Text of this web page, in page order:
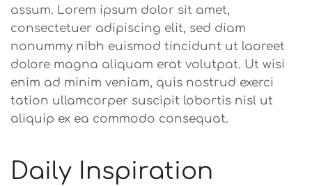
assum. Lorem ipsum dolor sit amet,
consectetuer adipiscing elit, sed diam
nonummy nibh euismod tincidunt ut laoreet
dolore magna aliquam erat volutpat. Ut wisi
enim ad minim veniam, quis nostrud exerci
tation ullamcorper suscipit lobortis nisl ut
aliquip ex ea commodo consequat.
Daily Inspiration